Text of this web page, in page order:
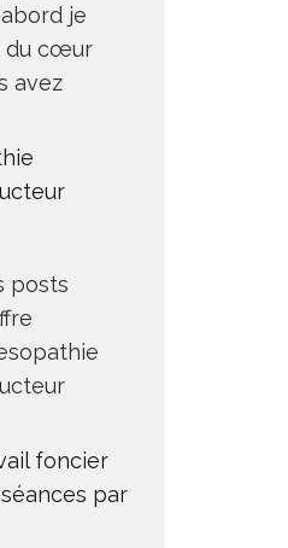
je
du cœur
avez
posts
foncier
par